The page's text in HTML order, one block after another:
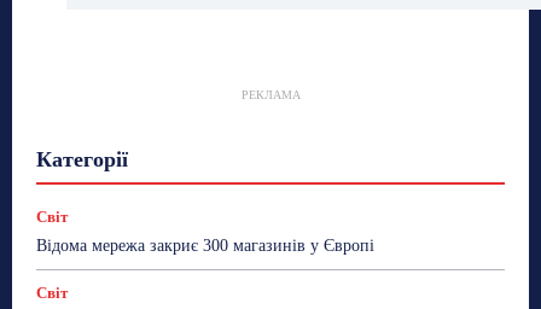
РЕКЛАМА
Категорії
Робота
Сад та город
ТехноМанія
Топ-новини
Світ
Відома мережа закриє 300 магазинів у Європі
Світ